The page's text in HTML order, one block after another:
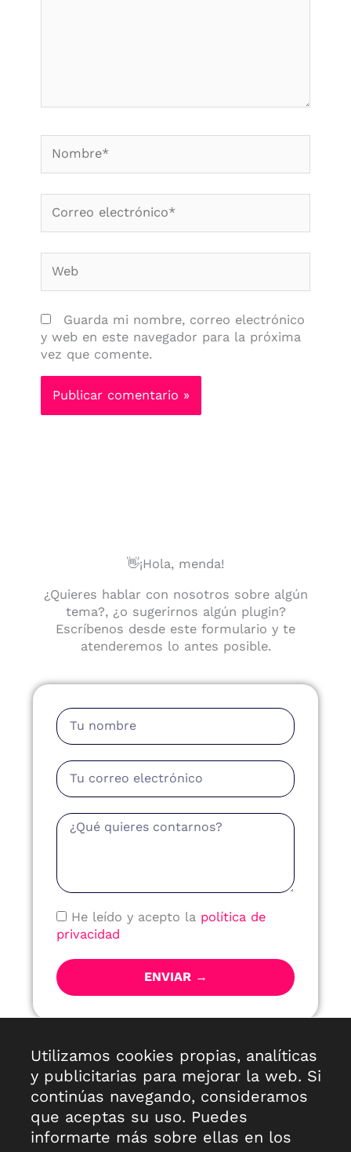
electrónico*
Guarda mi nombre, correo electrónico
y web en este navegador para la próxima
vez que comente.
👋¡Hola, menda!
¿Quieres hablar con nosotros sobre algún
tema?, ¿o sugerirnos algún plugin?
Escríbenos desde este formulario y te
atenderemos lo antes posible.
Nombre
Email
Mensaje
Política
de
He leído y acepto la política de
privacidad
ENVIAR →
la información básica sobre privacidad,aquí
Utilizamos cookies propias, analíticas
y publicitarias para mejorar la web. Si
continúas navegando, consideramos
que aceptas su uso. Puedes
informarte más sobre ellas en los